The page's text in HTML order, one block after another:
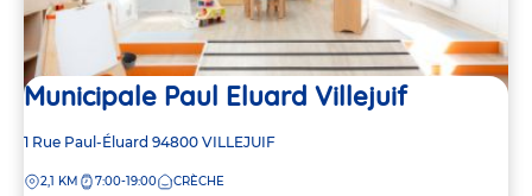
Municipale Paul Eluard Villejuif
Adresse
la
1 Rue Paul-Éluard 94800 VILLEJUIF
DISTANCE
2,1 KM 7:00-19:00 CRÈCHE